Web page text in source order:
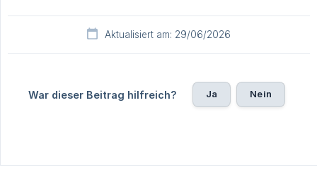
Aktualisiert am: 29/06/2026
War dieser Beitrag hilfreich? Ja Nein